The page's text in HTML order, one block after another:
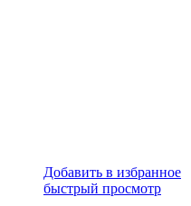
Добавить в избранное
быстрый просмотр